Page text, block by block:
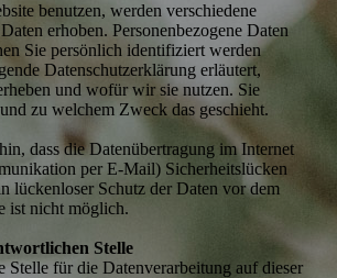
benutzen, werden verschiedene
erhoben. Personenbezogene Daten
Sie persönlich identifiziert werden
Datenschutzerklärung erläutert,
und wofür wir sie nutzen. Sie
zu welchem Zweck das geschieht.
dass die Datenübertragung im Internet
per E-Mail) Sicherheitslücken
lückenloser Schutz der Daten vor dem
ist nicht möglich.
Stelle
Stelle für die Datenverarbeitung auf dieser